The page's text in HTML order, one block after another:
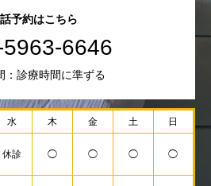
予約はこちら
6646
：診療時間に準ずる
水 木 金 土 日
休診 ◯ ◯ ◯ ◯